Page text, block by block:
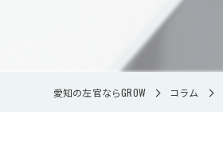
愛知の左官ならGROW コラム